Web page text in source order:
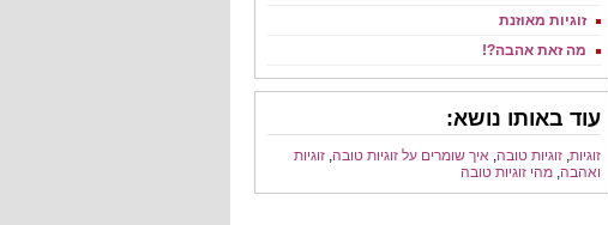
זוגיות מאוזנת
מה זאת אהבה?!
עוד באותו נושא:
זוגיות, זוגיות טובה, איך שומרים על זוגיות טובה, זוגיות
ואהבה, מהי זוגיות טובה